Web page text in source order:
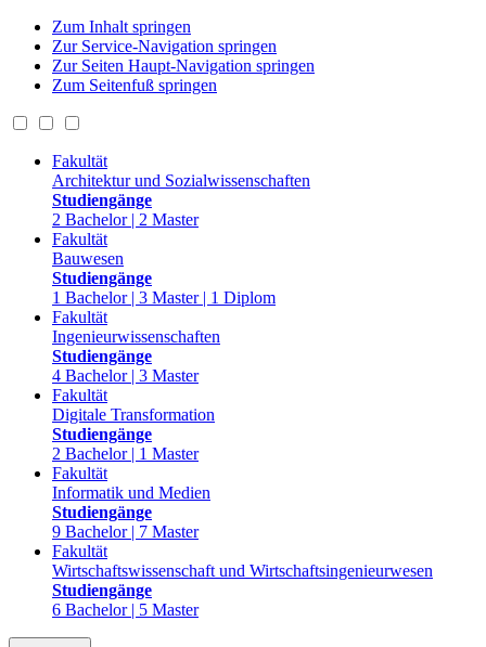
Zum Inhalt springen
Zur Service-Navigation springen
Zur Seiten Haupt-Navigation springen
Zum Seitenfuß springen
Fakultät
Architektur und Sozialwissenschaften
Studiengänge
2 Bachelor | 2 Master
Fakultät
Bauwesen
Studiengänge
1 Bachelor | 3 Master | 1 Diplom
Fakultät
Ingenieurwissenschaften
Studiengänge
4 Bachelor | 3 Master
Fakultät
Digitale Transformation
Studiengänge
2 Bachelor | 1 Master
Fakultät
Informatik und Medien
Studiengänge
9 Bachelor | 7 Master
Fakultät
Wirtschaftswissenschaft und Wirtschaftsingenieurwesen
Studiengänge
6 Bachelor | 5 Master